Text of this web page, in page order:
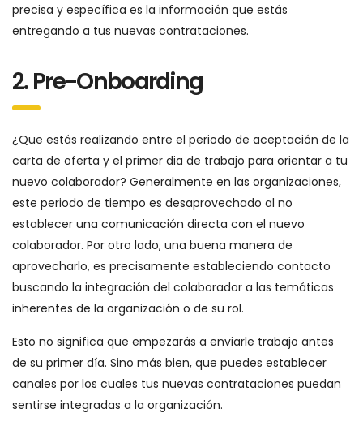
precisa y específica es la información que estás
entregando a tus nuevas contrataciones.
2. Pre-Onboarding
¿Que estás realizando entre el periodo de aceptación de la
carta de oferta y el primer dia de trabajo para orientar a tu
nuevo colaborador? Generalmente en las organizaciones,
este periodo de tiempo es desaprovechado al no
establecer una comunicación directa con el nuevo
colaborador. Por otro lado, una buena manera de
aprovecharlo, es precisamente estableciendo contacto
buscando la integración del colaborador a las temáticas
inherentes de la organización o de su rol.
Esto no significa que empezarás a enviarle trabajo antes
de su primer día. Sino más bien, que puedes establecer
canales por los cuales tus nuevas contrataciones puedan
sentirse integradas a la organización.